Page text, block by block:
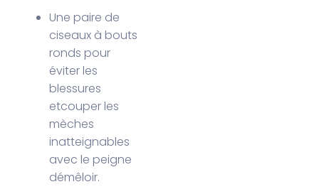
Une paire de
ciseaux à bouts
ronds pour
éviter les
blessures
etcouper les
mèches
inatteignables
avec le peigne
démêloir.